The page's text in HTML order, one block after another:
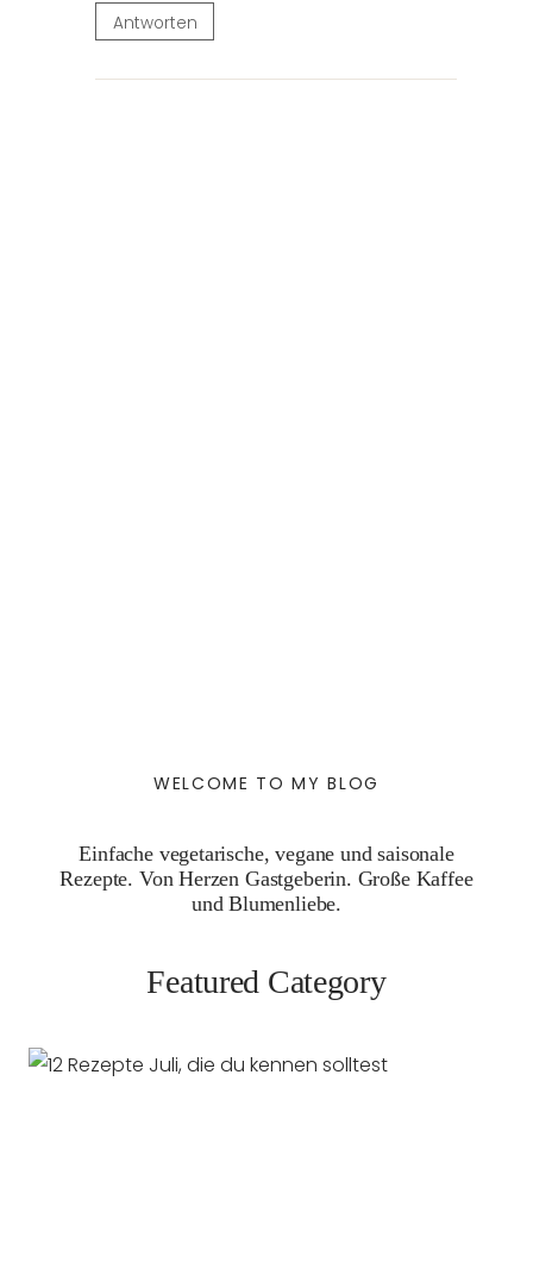
Antworten
WELCOME TO MY BLOG
Einfache vegetarische, vegane und saisonale
Rezepte. Von Herzen Gastgeberin. Große Kaffee
und Blumenliebe.
Featured Category